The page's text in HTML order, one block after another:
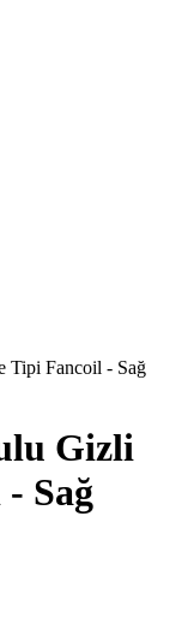
Tipi Fancoil - Sağ
Gizli
Sağ